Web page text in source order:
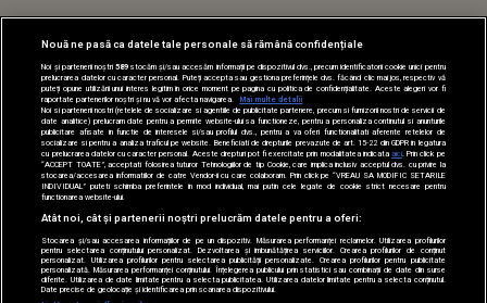
Nouă ne pasă ca datele tale personale să rămână confidențiale
Noi și partenerii noștri589stocăm și/sau accesăm informații pe dispozitivul dvs., precum identificatorii cookie unici pentru
prelucrarea datelor cu caracter personal. Puteți accepta sau gestiona preferințele dvs. făcând clic mai jos, respectiv vă
puteți opune utilizării unui interes legitim în orice moment pe pagina cu politica de confidențialitate. Aceste alegeri vor fi
raportate partenerilor noștri și nu vă vor afecta navigarea.
Mai multe detalii
Noi si partenerii nostri (retelele de socializare si agentiile de publicitate partenere, precum si furnizorii nostri de servicii de
date analitice) prelucram date pentru a permite website-ului sa functioneze, pentru a personaliza continutul si anunturile
publicitare afisate in functie de interesele si/sau profilul dvs., pentru a va oferi functionalitati aferente retelelor de
socializare si pentru a analiza traficul pe website. Beneficiati de drepturile prevazute de art. 15-22 din GDPR in legatura
cu prelucrarea datelor cu caracter personal. Aceste drepturi pot fi exercitate prin modalitatea indicataaici . Prin click pe
“ACCEPT TOATE”, acceptati folosirea tuturor Tehnologiilor de tip Cookie, care implica inclusiv acceptul dvs. cu privire la
stocarea/accesarea informatiilor de catre Vendor-ii cu care colaboram. Prin click pe “VREAU SA MODIFIC SETARILE
INDIVIDUAL” puteti schimba preferintele in mod individual, mai putin cele legate de cookie strict necesare pentru
functionarea website-ului.
Atât noi, cât și partenerii noștri prelucrăm datele pentru a oferi:
Stocarea și/sau accesarea informațiilor de pe un dispozitiv. Măsurarea performanței reclamelor. Utilizarea profilurilor
pentru selectarea conținutului personalizat. Dezvoltarea și îmbunătățirea serviciilor. Crearea profilurilor de conținut
personalizat. Utilizarea profilurilor pentru selectarea publicității personalizate. Crearea profilurilor pentru publicitate
personalizată. Măsurarea performanței conținutului. Înțelegerea publicului prin statistici sau combinații de date din surse
diferite. Utilizarea de date limitate pentru a selecta publicitatea. Utilizarea datelor limitate pentru a selecta conținutul.
Date precise de geolocație și identificarea prin scanarea dispozitivului.